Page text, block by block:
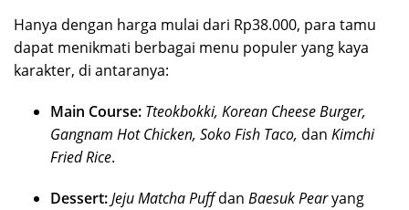
Hanya dengan harga mulai dari Rp38.000, para tamu
dapat menikmati berbagai menu populer yang kaya
karakter, di antaranya:
Main Course: Tteokbokki, Korean Cheese Burger,
Gangnam Hot Chicken, Soko Fish Taco, dan Kimchi
Fried Rice.
Dessert:Jeju Matcha Puffdan Baesuk Pearyang